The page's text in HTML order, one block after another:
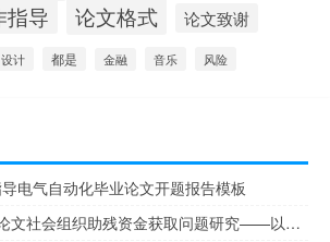
指导 论文格式 论文致谢
设计 都是 金融 音乐 风险
电气自动化毕业论文开题报告模板
35244字硕士毕业论文社会组织助残资金获取问题研究——以深圳市为例